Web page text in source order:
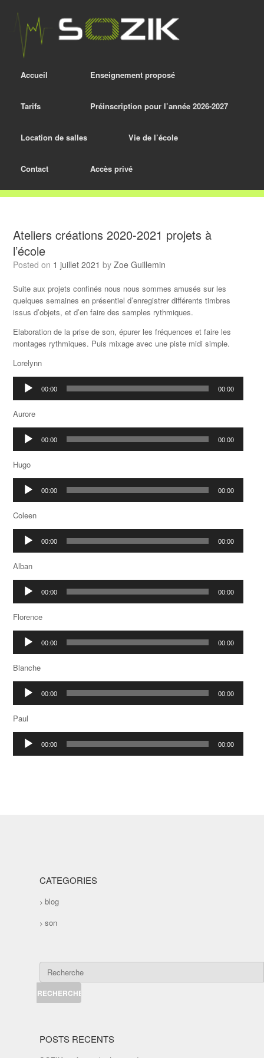
Accueil Enseignement proposé
Tarifs Préinscription pour l’année 2026-2027
Location de salles Vie de l’école
Contact Accès privé
Ateliers créations 2020-2021 projets à
l’école
Posted on 1 juillet 2021 byZoe Guillemin
Suite aux projets confinés nous nous sommes amusés sur les
quelques semaines en présentiel d’enregistrer différents timbres
issus d’objets, et d’en faire des samples rythmiques.
Elaboration de la prise de son, épurer les fréquences et faire les
montages rythmiques. Puis mixage avec une piste midi simple.
Lorelynn
Lecteur
audio
00:00 00:00
Aurore
Lecteur
audio
00:00 00:00
Hugo
Lecteur
audio
00:00 00:00
Coleen
Lecteur
audio
00:00 00:00
Alban
Lecteur
audio
00:00 00:00
Florence
Lecteur
audio
00:00 00:00
Blanche
Lecteur
audio
00:00 00:00
Paul
Lecteur
audio
00:00 00:00
CATEGORIES
blog
son
POSTS RECENTS